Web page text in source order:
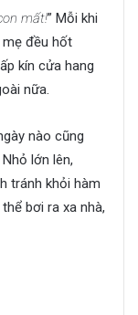
mất!” Mỗi khi
đều hốt
kín cửa hang
nữa.
nào cũng
lớn lên,
tránh khỏi hàm
bơi ra xa nhà,